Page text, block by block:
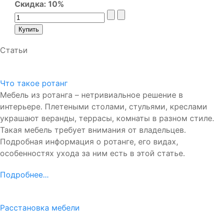
Скидка: 10%
Статьи
Что такое ротанг
Мебель из ротанга – нетривиальное решение в
интерьере. Плетеными столами, стульями, креслами
украшают веранды, террасы, комнаты в разном стиле.
Такая мебель требует внимания от владельцев.
Подробная информация о ротанге, его видах,
особенностях ухода за ним есть в этой статье.
Подробнее...
Расстановка мебели